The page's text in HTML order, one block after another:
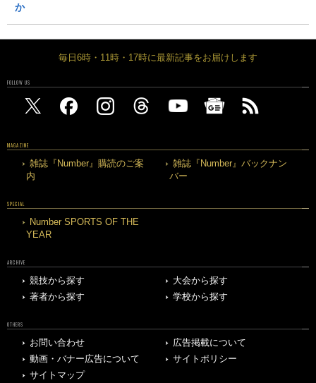
か
毎日6時・11時・17時に最新記事をお届けします
FOLLOW US
MAGAZINE
雑誌『Number』購読のご案
内
雑誌『Number』バックナン
バー
SPECIAL
Number SPORTS OF THE
YEAR
ARCHIVE
競技から探す
大会から探す
著者から探す
学校から探す
OTHERS
お問い合わせ
広告掲載について
動画・バナー広告について
サイトポリシー
サイトマップ